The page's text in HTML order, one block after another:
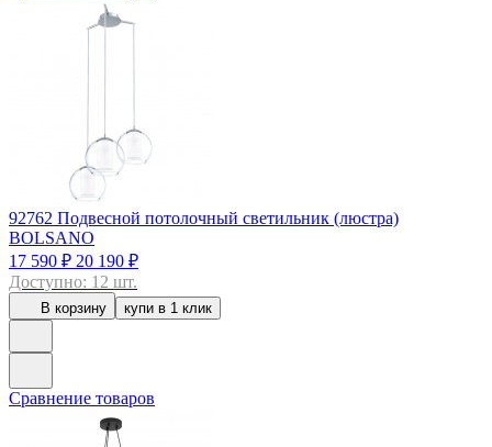
92762 Подвесной потолочный светильник (люстра)
BOLSANO
17 590 ₽ 20 190 ₽
Доступно: 12 шт.
В корзину купи в 1 клик
Сравнение товаров